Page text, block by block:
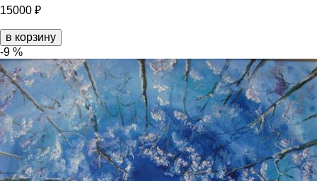
15000 ₽
в корзину
-9 %